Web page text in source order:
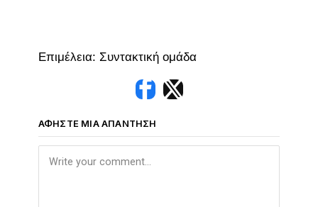
Επιμέλεια: Συντακτική ομάδα
ΑΦΉΣΤΕ ΜΙΑ ΑΠΆΝΤΗΣΗ